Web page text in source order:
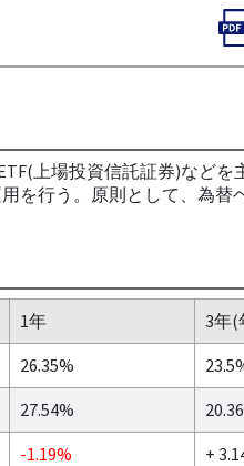
上場投資信託証券)など
を行う。原則として、為替
1年 3年(
26.35%
27.54%
-1.19% +